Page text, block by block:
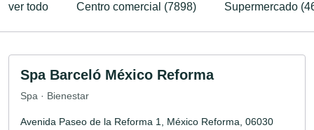
ver todo Centro comercial (7898) Supermercado
Spa Barceló México Reforma
Spa · Bienestar
Avenida Paseo de la Reforma 1, México Reforma, 06030